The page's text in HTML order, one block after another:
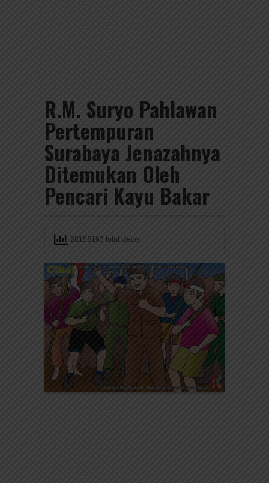
R.M. Suryo Pahlawan
Pertempuran
Surabaya Jenazahnya
Ditemukan Oleh
Pencari Kayu Bakar
28185163 total views